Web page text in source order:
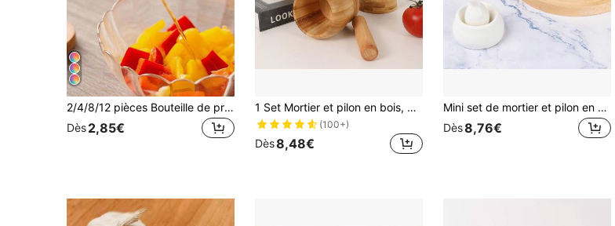
2/4/8/12 pièces Bouteille de pressage d'assaisonnement portable, mini bouteille de sauce translucide pour le camping en plein air
Dès2,85€
1 Set Mortier et pilon en bois, bol à avocat en bambou, mortier à ail en coquille, presse-poivre, hachoir à viande, broyeur, hachoir, concasseur, mortier en pierre, outils de mélange de cuisine, cuisine, fournitures de cuisine, aliments, cuisson, assaisonnement, épices, poivre, ail, sel, rangement, fête, décoration de pièce
(100+)
Dès8,48€
Mini set de mortier et pilon en céramique blanche, broyeur de pilules complet, également adapté pour moudre les épices, les herbes. Bol de broyage en céramique, broyeur en porcelaine
Dès8,76€